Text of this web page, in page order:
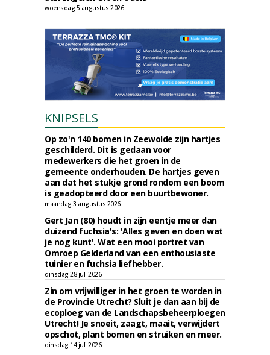
woensdag 5 augustus 2026
KNIPSELS
Op zo'n 140 bomen in Zeewolde zijn hartjes
geschilderd. Dit is gedaan voor
medewerkers die het groen in de
gemeente onderhouden. De hartjes geven
aan dat het stukje grond rondom een boom
is geadopteerd door een buurtbewoner.
maandag 3 augustus 2026
Gert Jan (80) houdt in zijn eentje meer dan
duizend fuchsia's: 'Alles geven en doen wat
je nog kunt'. Wat een mooi portret van
Omroep Gelderland van een enthousiaste
tuinier en fuchsia liefhebber.
dinsdag 28 juli 2026
Zin om vrijwilliger in het groen te worden in
de Provincie Utrecht? Sluit je dan aan bij de
ecoploeg van de Landschapsbeheerploegen
Utrecht! Je snoeit, zaagt, maait, verwijdert
opschot, plant bomen en struiken en meer.
dinsdag 14 juli 2026